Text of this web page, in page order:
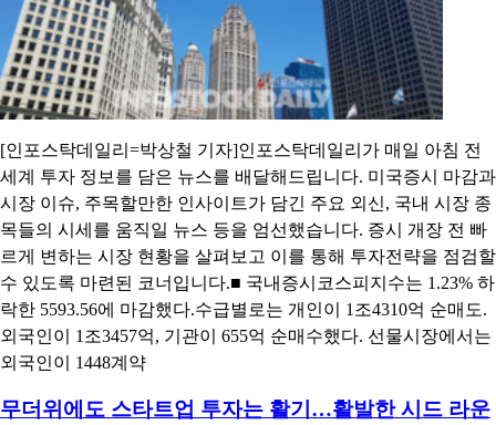
[인포스탁데일리=박상철 기자]인포스탁데일리가 매일 아침 전
세계 투자 정보를 담은 뉴스를 배달해드립니다. 미국증시 마감과
시장 이슈, 주목할만한 인사이트가 담긴 주요 외신, 국내 시장 종
목들의 시세를 움직일 뉴스 등을 엄선했습니다. 증시 개장 전 빠
르게 변하는 시장 현황을 살펴보고 이를 통해 투자전략을 점검할
수 있도록 마련된 코너입니다.■ 국내증시코스피지수는 1.23% 하
락한 5593.56에 마감했다.수급별로는 개인이 1조4310억 순매도.
외국인이 1조3457억, 기관이 655억 순매수했다. 선물시장에서는
외국인이 1448계약
무더위에도 스타트업 투자는 활기…활발한 시드 라운